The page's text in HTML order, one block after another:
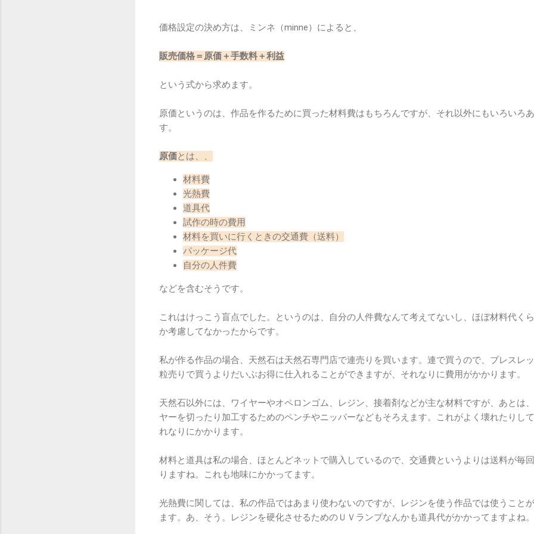
価格設定の決め方は、ミンネ（minne）によると、
販売価格＝原価＋手数料＋利益
という式から求めます。
原価というのは、作品を作るために買った材料費はもちろんですが、それ以外にもいろいろ
す。
原価とは、、
材料費
光熱費
道具代
試作の時の費用
材料を買いに行くときの交通費（送料）
パッケージ代
自分の人件費
などを含むそうです。
これはけっこう盲点でした。というのは、自分の人件費なんて考えてないし、ほぼ材料代く
か考慮してなかったからです。
私が作る作品の場合、天然石は天然石専門店で連売りを買います。連で買うので、ブレスレ
粒売りで買うよりだいぶお得に仕入れることができますが、それなりに費用がかかります。
天然石以外には、ワイヤーやオペロンゴム、レジン、接着剤などが主な材料ですが、あとは
ヤーを切ったり加工するためのペンチやニッパーなどもそろえます。これがよく壊れたりし
れなりにかかります。
材料と道具は私の場合、ほとんどネットで購入しているので、交通費というよりは送料が毎
りますね。これも地味にかかってます。
光熱費に関しては、私の作品ではあまり使わないのですが、レジンを使う作品では使うこと
ます。あ、そう。レジンを硬化させるためのＵＶランプなんかも道具代がかかってますよね。